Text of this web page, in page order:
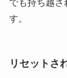
でも持ち越さ
す。
リセットさ